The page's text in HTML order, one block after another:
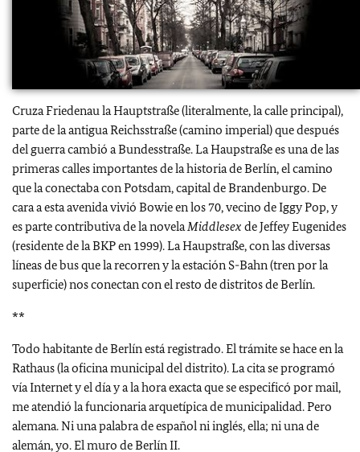
Cruza Friedenau la Hauptstraße (literalmente, la calle principal),
parte de la antigua Reichsstraße (camino imperial) que después
del guerra cambió a Bundesstraße. La Haupstraße es una de las
primeras calles importantes de la historia de Berlín, el camino
que la conectaba con Potsdam, capital de Brandenburgo. De
cara a esta avenida vivió Bowie en los 70, vecino de Iggy Pop, y
es parte contributiva de la novelaMiddlesex de Jeffey Eugenides
(residente de la BKP en 1999). La Haupstraße, con las diversas
líneas de bus que la recorren y la estación S-Bahn (tren por la
superficie) nos conectan con el resto de distritos de Berlín.
**
Todo habitante de Berlín está registrado. El trámite se hace en la
Rathaus (la oficina municipal del distrito). La cita se programó
vía Internet y el día y a la hora exacta que se especificó por mail,
me atendió la funcionaria arquetípica de municipalidad. Pero
alemana. Ni una palabra de español ni inglés, ella; ni una de
alemán, yo. El muro de Berlín II.